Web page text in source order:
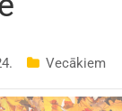
Vecākiem